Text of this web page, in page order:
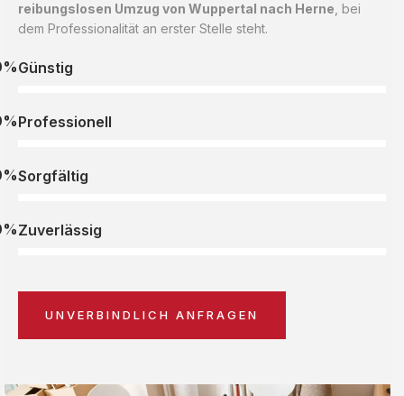
reibungslosen Umzug von Wuppertal nach Herne , bei
dem Professionalität an erster Stelle steht.
Günstig
Professionell
Sorgfältig
Zuverlässig
UNVERBINDLICH ANFRAGEN